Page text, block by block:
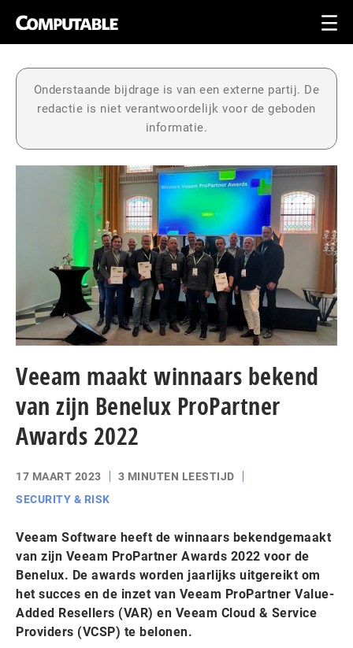
Onderstaande bijdrage is van een externe partij. De
redactie is niet verantwoordelijk voor de geboden
informatie.
Veeam maakt winnaars bekend
van zijn Benelux ProPartner
Awards 2022
17 MAART 2023
3 MINUTEN LEESTIJD
SECURITY & RISK
Veeam Software heeft de winnaars bekendgemaakt
van zijn Veeam ProPartner Awards 2022 voor de
Benelux. De awards worden jaarlijks uitgereikt om
het succes en de inzet van Veeam ProPartner Value-
Added Resellers (VAR) en Veeam Cloud & Service
Providers (VCSP) te belonen.